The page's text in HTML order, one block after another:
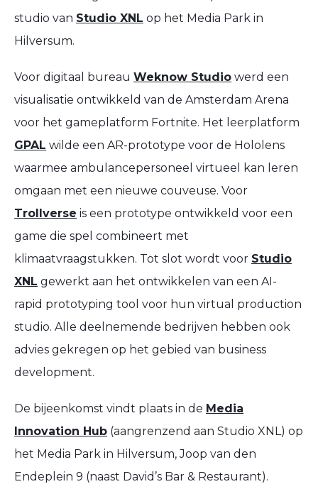
studio van Studio XNL op het Media Park in
Hilversum.
Voor digitaal bureau Weknow Studio werd een
visualisatie ontwikkeld van de Amsterdam Arena
voor het gameplatform Fortnite. Het leerplatform
GPAL wilde een AR-prototype voor de Hololens
waarmee ambulancepersoneel virtueel kan leren
omgaan met een nieuwe couveuse. Voor
Trollverse is een prototype ontwikkeld voor een
game die spel combineert met
klimaatvraagstukken. Tot slot wordt voor Studio
XNL gewerkt aan het ontwikkelen van een AI-
rapid prototyping tool voor hun virtual production
studio. Alle deelnemende bedrijven hebben ook
advies gekregen op het gebied van business
development.
De bijeenkomst vindt plaats in de Media
Innovation Hub (aangrenzend aan Studio XNL) op
het Media Park in Hilversum, Joop van den
Endeplein 9 (naast David’s Bar & Restaurant).